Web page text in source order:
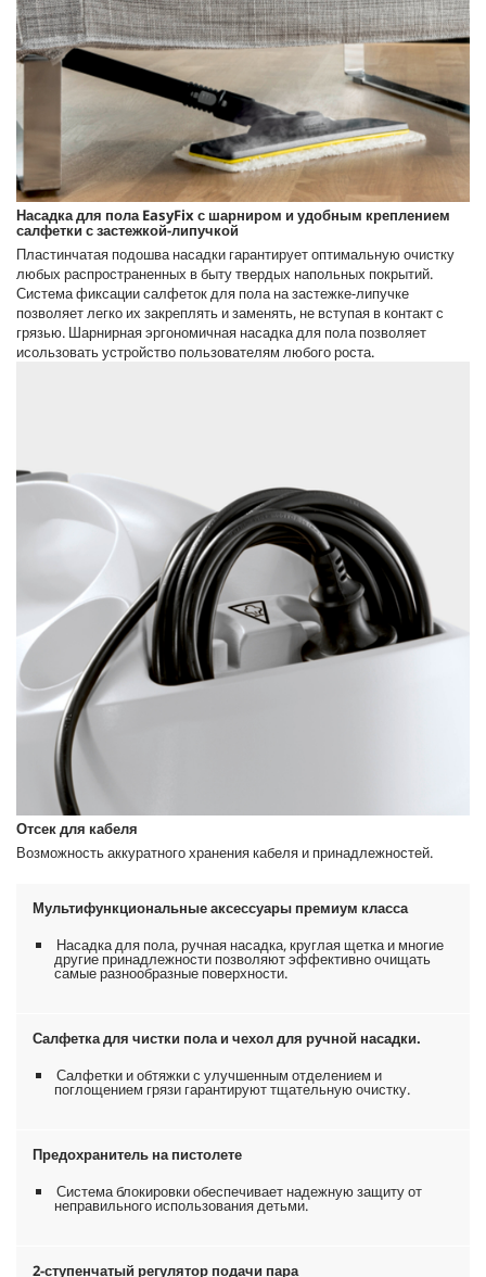
Насадка для полаEasyFixс шарниром и удобным креплением
салфетки с застежкой-липучкой
Пластинчатая подошва насадки гарантирует оптимальную очистку
любых распространенных в быту твердых напольных покрытий.
Система фиксации салфеток для пола на застежке-липучке
позволяет легко их закреплять и заменять, не вступая в контакт с
грязью. Шарнирная эргономичная насадка для пола позволяет
исользовать устройство пользователям любого роста.
Отсек для кабеля
Возможность аккуратного хранения кабеля и принадлежностей.
Мультифункциональные аксессуары премиум класса
Насадка для пола, ручная насадка, круглая щетка и многие
другие принадлежности позволяют эффективно очищать
самые разнообразные поверхности.
Салфетка для чистки пола и чехол для ручной насадки.
Салфетки и обтяжки с улучшенным отделением и
поглощением грязи гарантируют тщательную очистку.
Предохранитель на пистолете
Система блокировки обеспечивает надежную защиту от
неправильного использования детьми.
2-ступенчатый регулятор подачи пара